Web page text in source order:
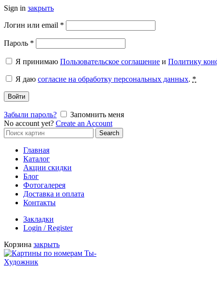
Sign in закрыть
Логин или email *
Пароль *
Я принимаю Пользовательское соглашение и Политику
Я даю согласие на обработку персональных данных. *
Войти
Забыли пароль?
Запомнить меня
No account yet? Create an Account
Search
for:
Search
Главная
Каталог
Акции скидки
Блог
Фотогалерея
Доставка и оплата
Контакты
Закладки
Login / Register
Корзина закрыть